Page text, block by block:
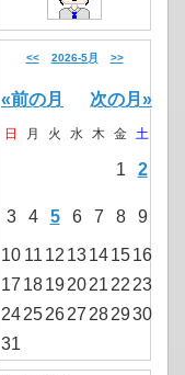
<< 2026-5月 >>
«前の月 次の月»
日 月 火 水 木 金 土
1 2
3 4 5 6 7 8 9
10 11 12 13141516
17 18192021 22 23
24252627 282930
31